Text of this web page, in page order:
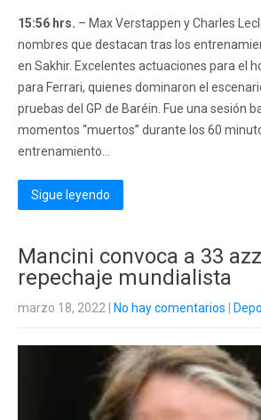
15:56 hrs. – Max Verstappen y Charles
nombres que destacan tras los
en Sakhir. Excelentes actuaciones para el
para Ferrari, quienes dominaron el
pruebas del GP de Baréin. Fue una sesión
momentos “muertos” durante los 60
entrenamiento...
Sigue leyendo
Mancini convoca a 33
repechaje mundialista
marzo 18, 2022 No hay comentarios